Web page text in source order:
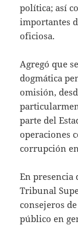
política; así
importantes
oficiosa.
Agregó que
dogmática
omisión,
parte del
operaciones
corrupción
En presencia
Tribunal
consejeros
público en